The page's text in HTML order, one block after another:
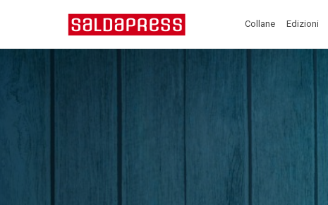
Collane Edizioni